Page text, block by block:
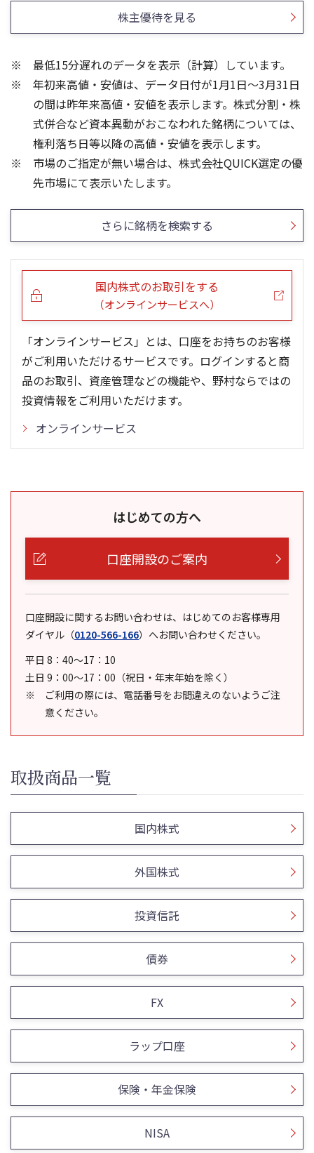
26/02
25/12
25/10
25/08
25/06
25/04
1,200
1,400
1,800
2,000
1,200
1,400
1,800
2,000
株主優待を見る
最低15分遅れのデータを表示（計算）しています。
年初来高値・安値は、データ日付が1月1日～3月31日
の間は昨年来高値・安値を表示します。株式分割・株
式併合など資本異動がおこなわれた銘柄については、
権利落ち日等以降の高値・安値を表示します。
市場のご指定が無い場合は、株式会社QUICK選定の優
先市場にて表示いたします。
さらに銘柄を検索する
国内株式のお取引をする
（オンラインサービスへ）
「オンラインサービス」とは、口座をお持ちのお客様
がご利用いただけるサービスです。ログインすると商
品のお取引、資産管理などの機能や、野村ならではの
投資情報をご利用いただけます。
オンラインサービス
はじめての方へ
口座開設のご案内
口座開設に関するお問い合わせは、はじめてのお客様専用
ダイヤル （0120-566-166） へお問い合わせください。
平日 8：40～17：10
土日 9：00～17：00（祝日・年末年始を除く）
ご利用の際には、電話番号をお間違えのないようご注
意ください。
取扱商品一覧
国内株式
外国株式
投資信託
債券
FX
ラップ口座
保険・年金保険
NISA